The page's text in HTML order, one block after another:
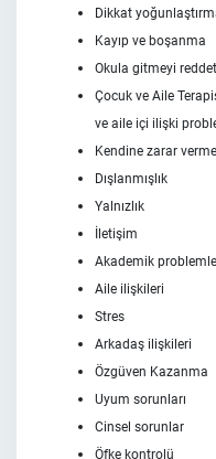
Dikkat
Kayıp ve boşanma
Okula gitmeyi
Çocuk ve Aile
ve aile içi ilişki
Kendine zarar verme
Dışlanmışlık
Yalnızlık
İletişim
Akademik
Aile ilişkileri
Stres
Arkadaş ilişkileri
Özgüven Kazanma
Uyum sorunları
Cinsel sorunlar
Öfke kontrolü